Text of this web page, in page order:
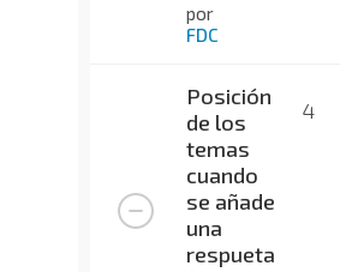
por
FDC
Posición
de los
temas
cuando
se añade
una
respueta
4